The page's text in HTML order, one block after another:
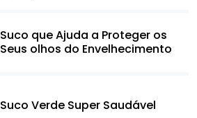
Suco que Ajuda a Proteger os
Seus olhos do Envelhecimento
Suco Verde Super Saudável